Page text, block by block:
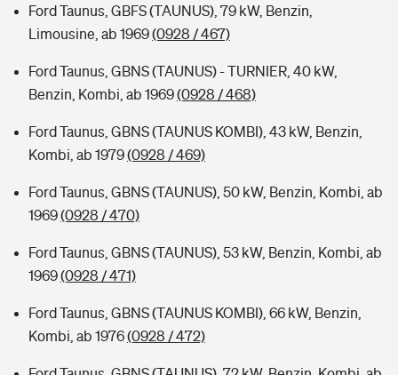
Ford Taunus, GBFS (TAUNUS), 79 kW, Benzin,
Limousine, ab 1969(0928 / 467)
Ford Taunus, GBNS (TAUNUS) - TURNIER, 40 kW,
Benzin, Kombi, ab 1969(0928 / 468)
Ford Taunus, GBNS (TAUNUS KOMBI), 43 kW, Benzin,
Kombi, ab 1979(0928 / 469)
Ford Taunus, GBNS (TAUNUS), 50 kW, Benzin, Kombi, ab
1969(0928 / 470)
Ford Taunus, GBNS (TAUNUS), 53 kW, Benzin, Kombi, ab
1969(0928 / 471)
Ford Taunus, GBNS (TAUNUS KOMBI), 66 kW, Benzin,
Kombi, ab 1976(0928 / 472)